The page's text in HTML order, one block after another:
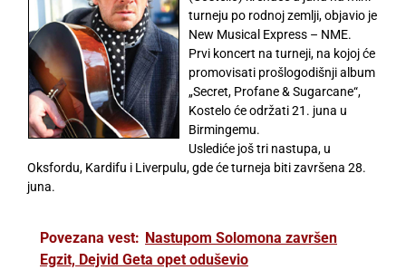
turneju po rodnoj zemlji, objavio je
New Musical Express – NME.
Prvi koncert na turneji, na kojoj će
promovisati prošlogodišnji album
„Secret, Profane & Sugarcane“,
Kostelo će održati 21. juna u
Birmingemu.
Uslediće još tri nastupa, u
Oksfordu, Kardifu i Liverpulu, gde će turneja biti završena 28.
juna.
Povezana vest: Nastupom Solomona završen
Egzit, Dejvid Geta opet oduševio